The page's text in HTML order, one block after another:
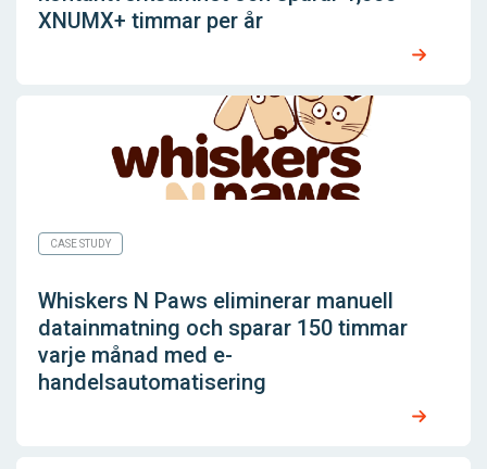
XNUMX+ timmar per år
CASE STUDY
Whiskers N Paws eliminerar manuell
datainmatning och sparar 150 timmar
varje månad med e-
handelsautomatisering